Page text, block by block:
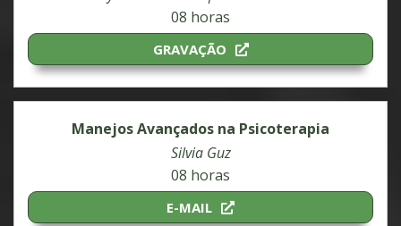
08 horas
GRAVAÇÃO
Manejos Avançados na Psicoterapia
Silvia Guz
08 horas
E-MAIL